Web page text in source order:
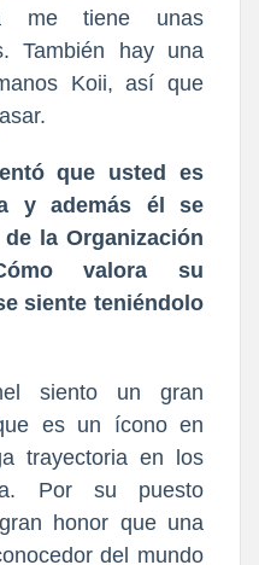
me tiene unas
También hay una
Koii, así que
que usted es
y además él se
la Organización
valora su
siente teniéndolo
siento un gran
es un ícono en
trayectoria en los
Por su puesto
honor que una
del mundo